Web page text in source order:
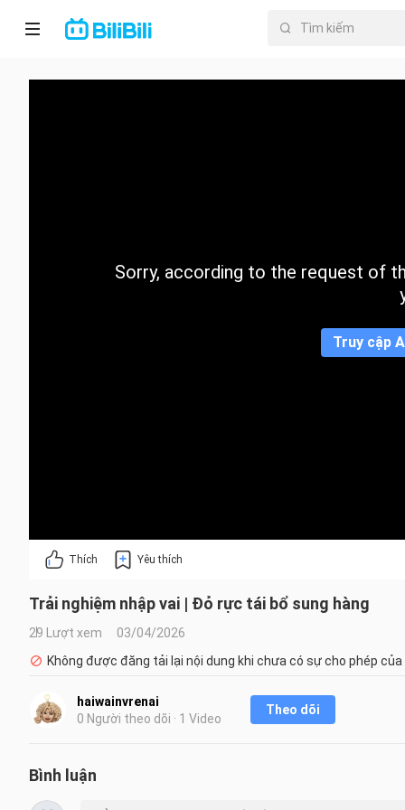
Trang chủ
Sorry, according to the request of
Truy cập
Thích Yêu thích
Trải nghiệm nhập vai | Đỏ rực tái bổ sung hàng
29 Lượt xem
03/04/2026
Không được đăng tải lại nội dung khi chưa có sự cho phép
haiwainvrenai
0 Người theo dõi · 1 Video
Theo dõi
Bình luận